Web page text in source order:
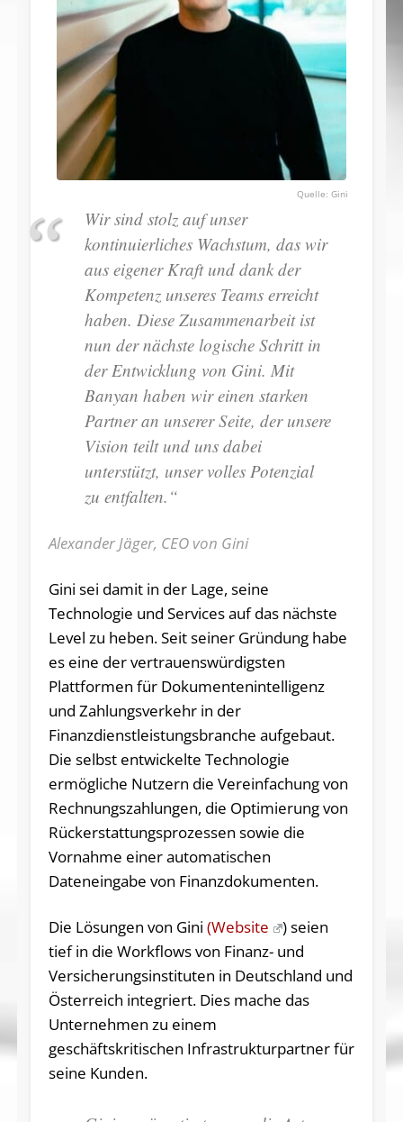
Gini
Wir sind stolz auf unser
kontinuierliches Wachstum, das wir
aus eigener Kraft und dank der
Kompetenz unseres Teams erreicht
haben. Diese Zusammenarbeit ist
nun der nächste logische Schritt in
der Entwicklung von Gini. Mit
Banyan haben wir einen starken
Partner an unserer Seite, der unsere
Vision teilt und uns dabei
unterstützt, unser volles Potenzial
zu entfalten.“
Alexander Jäger, CEO von Gini
Gini sei damit in der Lage, seine
Technologie und Services auf das nächste
Level zu heben. Seit seiner Gründung habe
es eine der vertrauenswürdigsten
Plattformen für Dokumentenintelligenz
und Zahlungsverkehr in der
Finanzdienstleistungsbranche aufgebaut.
Die selbst entwickelte Technologie
ermögliche Nutzern die Vereinfachung von
Rechnungszahlungen, die Optimierung von
Rückerstattungsprozessen sowie die
Vornahme einer automatischen
Dateneingabe von Finanzdokumenten.
Die Lösungen von Gini (Website
) seien
tief in die Workflows von Finanz- und
Versicherungsinstituten in Deutschland und
Österreich integriert. Dies mache das
Unternehmen zu einem
geschäftskritischen Infrastrukturpartner für
seine Kunden.